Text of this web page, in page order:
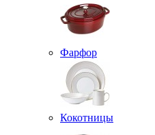
Фарфор
Кокотницы